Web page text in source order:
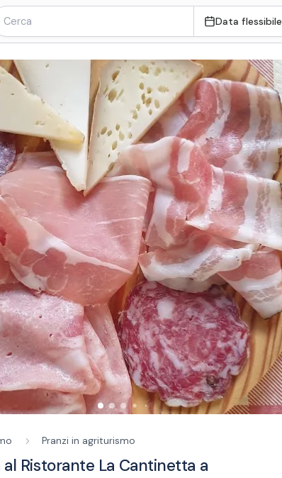
Data flessibile
Pranzi in agriturismo
Ristorante La Cantinetta a